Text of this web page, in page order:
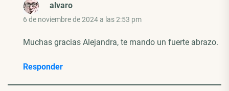
alvaro
6 de noviembre de 2024 a las 2:53 pm
Muchas gracias Alejandra, te mando un fuerte abrazo.
Responder